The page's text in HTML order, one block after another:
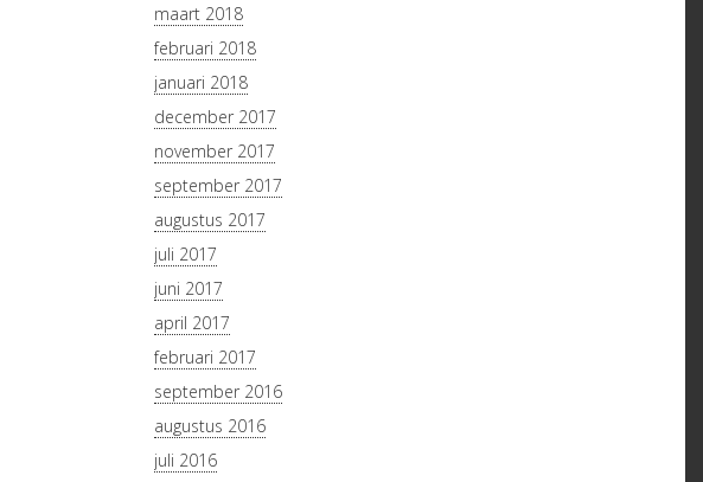
maart 2018
februari 2018
januari 2018
december 2017
november 2017
september 2017
augustus 2017
juli 2017
juni 2017
april 2017
februari 2017
september 2016
augustus 2016
juli 2016